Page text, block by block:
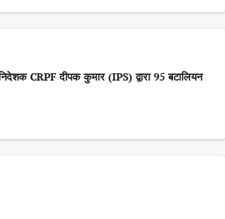
CRPF दीपक कुमार (IPS) द्वारा 95 बटालियन